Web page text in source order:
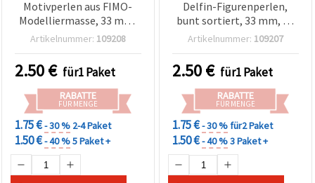
Motivperlen aus FIMO-
Modelliermasse, 33 mm,
2–10 Stück
Artikelnummer: 109208
2.50€ für1 Paket
RABATTE
FÜR MENGE
1.75 €- 30 % 2-4 Paket
1.50 €- 40 %5 Paket +
Delfin-Figurenperlen,
bunt sortiert, 33 mm, 1–
10 Stück
Artikelnummer: 109207
2.50€ für1 Paket
RABATTE
FÜR MENGE
1.75 €- 30 %für2 Paket
1.50 €- 40 %3 Paket +